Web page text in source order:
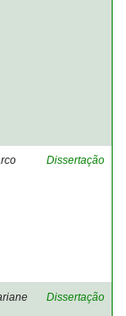
Dissertação
Dissertação